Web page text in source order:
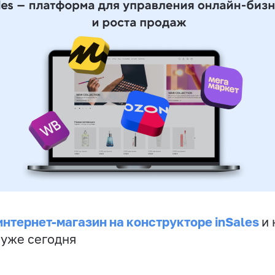
магазин на конструкторе inSales и
сегодня